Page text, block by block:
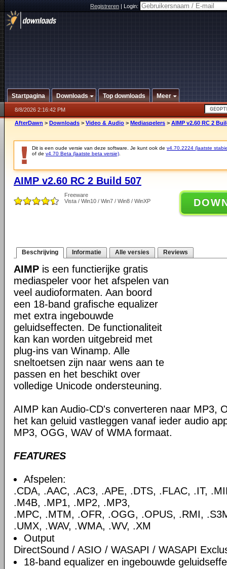
Registreren|Login:
Startpagina Downloads Top downloads Meer
8/8/2026 2:16:42 PM
AfterDawn > Downloads > Video & Audio > Mediaspelers > AIMP v2.60 RC 2
Dit is een oude versie van deze software. Je kunt ook de v4.70.2224 (laatste
of de v4.70 Beta (laatste beta versie)
AIMP v2.60 RC 2 Build 507
Freeware
Vista / Win10 / Win7 / Win8 / WinXP
Beschrijving Informatie Alle versies Reviews
AIMP is een functierijke gratis
mediaspeler voor het afspelen van
veel audioformaten. Aan boord
een 18-band grafische equalizer
met extra ingebouwde
geluidseffecten. De functionaliteit
kan kan worden uitgebreid met
plug-ins van Winamp. Alle
sneltoetsen zijn naar wens aan te
passen en het beschikt over
volledige Unicode ondersteuning.
AIMP kan Audio-CD's converteren naar MP3,
het kan geluid vastleggen vanaf ieder audio
MP3, OGG, WAV of WMA formaat.
FEATURES
Afspelen:
.CDA, .AAC, .AC3, .APE, .DTS, .FLAC, .IT,
.M4B, .MP1, .MP2, .MP3,
.MPC, .MTM, .OFR, .OGG, .OPUS, .RMI,
.UMX, .WAV, .WMA, .WV, .XM
Output
DirectSound / ASIO / WASAPI / WASAPI
18-band equalizer en ingebouwde